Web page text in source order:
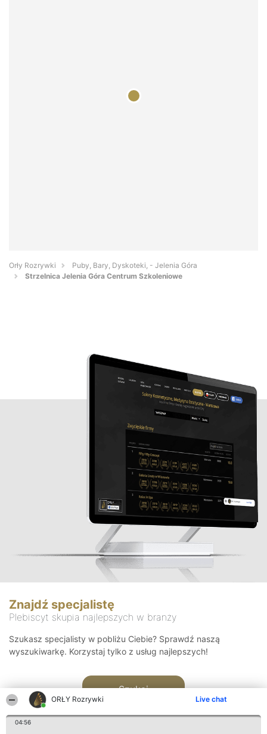
ORŁY Rozrywki Live chat
04:56
Orły Rozrywki
Puby, Bary, Dyskoteki, - Jelenia Góra
Strzelnica Jelenia Góra Centrum Szkoleniowe
Znajdź specjalistę
Plebiscyt skupia najlepszych w branży
Szukasz specjalisty w pobliżu Ciebie? Sprawdź naszą
wyszukiwarkę. Korzystaj tylko z usług najlepszych!
Szukaj